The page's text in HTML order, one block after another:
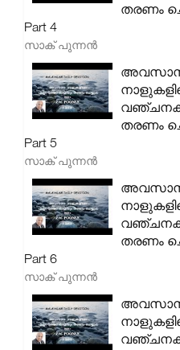
തരണം
Part 4
സാക് പുന്നൻ
തരണം
Part 5
സാക് പുന്നൻ
തരണം
Part 6
സാക് പുന്നൻ